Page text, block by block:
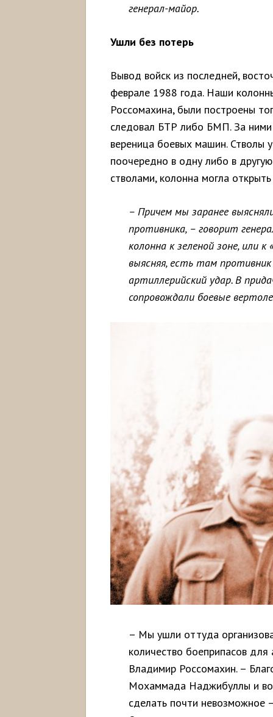
генерал-майор.
Ушли без потерь
Вывод войск из последней,
феврале 1988 года. Наши
Россомахина, были построены
следовал БТР либо БМП. За
вереница боевых машин. Стволы
поочередно в одну либо в
стволами, колонна могла
– Причем мы заранее
противника, – говорит
колонна к зеленой зоне, или
выясняя, есть там
артиллерийский удар. В
сопровождали боевые
– Мы ушли оттуда
количество боеприпасов
Владимир Россомахин. –
Мохаммада Наджибуллы и
сделать почти невозможное